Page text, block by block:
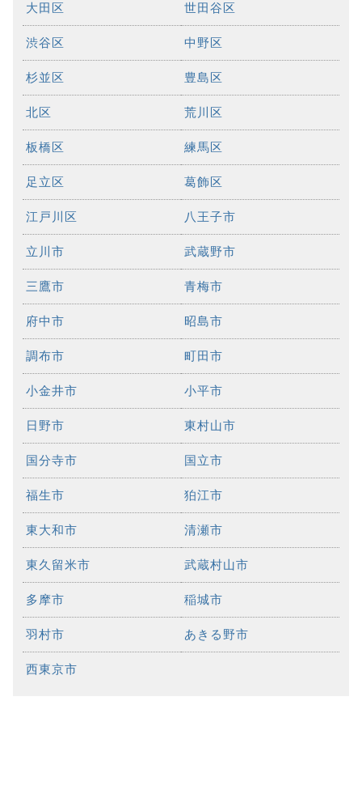
大田区 世田谷区
渋谷区 中野区
杉並区 豊島区
北区 荒川区
板橋区 練馬区
足立区 葛飾区
江戸川区 八王子市
立川市 武蔵野市
三鷹市 青梅市
府中市 昭島市
調布市 町田市
小金井市 小平市
日野市 東村山市
国分寺市 国立市
福生市 狛江市
東大和市 清瀬市
東久留米市 武蔵村山市
多摩市 稲城市
羽村市 あきる野市
西東京市